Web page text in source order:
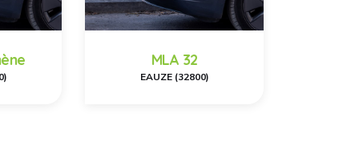
MLA 32
EAUZE (32800)